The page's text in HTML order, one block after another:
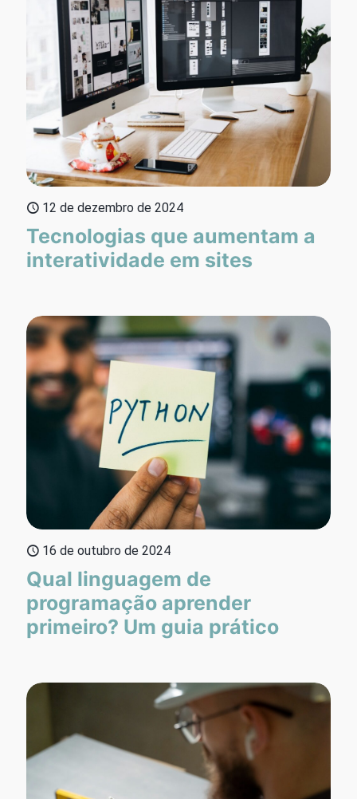
12 de dezembro de 2024
Tecnologias que aumentam a
interatividade em sites
16 de outubro de 2024
Qual linguagem de
programação aprender
primeiro? Um guia prático